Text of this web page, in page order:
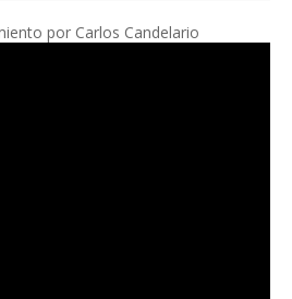
por Carlos Candelario